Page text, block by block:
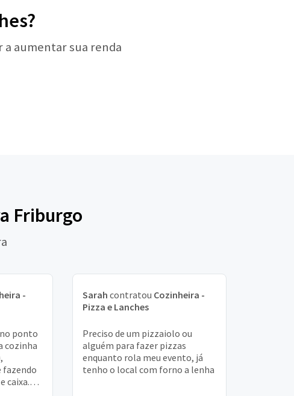
a aumentar sua renda
Friburgo
-
ponto
cozinha
fazendo
caixa.
Sarah contratou Cozinheira -
Pizza e Lanches
Preciso de um pizzaiolo ou
alguém para fazer pizzas
enquanto rola meu evento, já
tenho o local com forno a lenha